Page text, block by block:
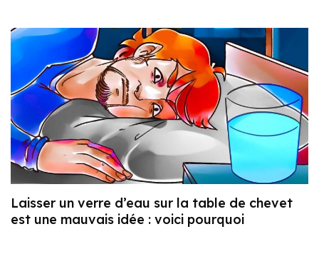
Laisser un verre d’eau sur la table de chevet
est une mauvais idée : voici pourquoi